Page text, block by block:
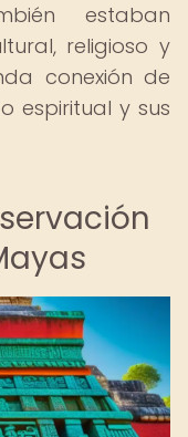
estaban
religioso y
conexión de
espiritual y sus